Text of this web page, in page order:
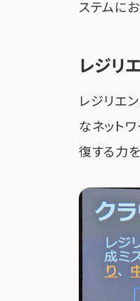
ステムに
レジリ
レジリエ
なネット
復する力を